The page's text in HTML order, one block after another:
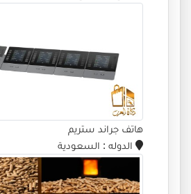
هاتف جراند ستريم
الدوله : السعودية